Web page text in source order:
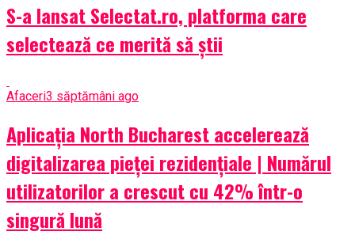
S-a lansat Selectat.ro, platforma care
selectează ce merită să știi
Afaceri3 săptămâni ago
Aplicația North Bucharest accelerează
digitalizarea pieței rezidențiale | Numărul
utilizatorilor a crescut cu 42% într-o
singură lună